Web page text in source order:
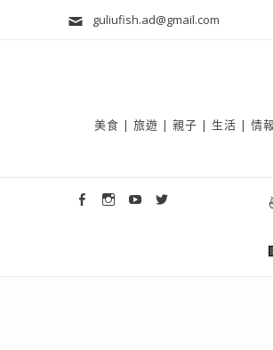
guliufish.ad@gmail.com
美食 | 旅遊 | 親子 | 生活 | 情報